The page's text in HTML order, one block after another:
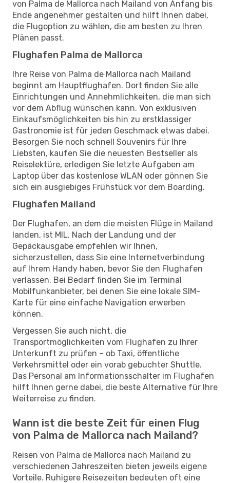
von Palma de Mallorca nach Mailand von Anfang bis
Ende angenehmer gestalten und hilft Ihnen dabei,
die Flugoption zu wählen, die am besten zu Ihren
Plänen passt.
Flughafen Palma de Mallorca
Ihre Reise von Palma de Mallorca nach Mailand
beginnt am Hauptflughafen. Dort finden Sie alle
Einrichtungen und Annehmlichkeiten, die man sich
vor dem Abflug wünschen kann. Von exklusiven
Einkaufsmöglichkeiten bis hin zu erstklassiger
Gastronomie ist für jeden Geschmack etwas dabei.
Besorgen Sie noch schnell Souvenirs für Ihre
Liebsten, kaufen Sie die neuesten Bestseller als
Reiselektüre, erledigen Sie letzte Aufgaben am
Laptop über das kostenlose WLAN oder gönnen Sie
sich ein ausgiebiges Frühstück vor dem Boarding.
Flughafen Mailand
Der Flughafen, an dem die meisten Flüge in Mailand
landen, ist MIL. Nach der Landung und der
Gepäckausgabe empfehlen wir Ihnen,
sicherzustellen, dass Sie eine Internetverbindung
auf Ihrem Handy haben, bevor Sie den Flughafen
verlassen. Bei Bedarf finden Sie im Terminal
Mobilfunkanbieter, bei denen Sie eine lokale SIM-
Karte für eine einfache Navigation erwerben
können.
Vergessen Sie auch nicht, die
Transportmöglichkeiten vom Flughafen zu Ihrer
Unterkunft zu prüfen – ob Taxi, öffentliche
Verkehrsmittel oder ein vorab gebuchter Shuttle.
Das Personal am Informationsschalter im Flughafen
hilft Ihnen gerne dabei, die beste Alternative für Ihre
Weiterreise zu finden.
Wann ist die beste Zeit für einen Flug
von Palma de Mallorca nach Mailand?
Reisen von Palma de Mallorca nach Mailand zu
verschiedenen Jahreszeiten bieten jeweils eigene
Vorteile. Ruhigere Reisezeiten bedeuten oft eine